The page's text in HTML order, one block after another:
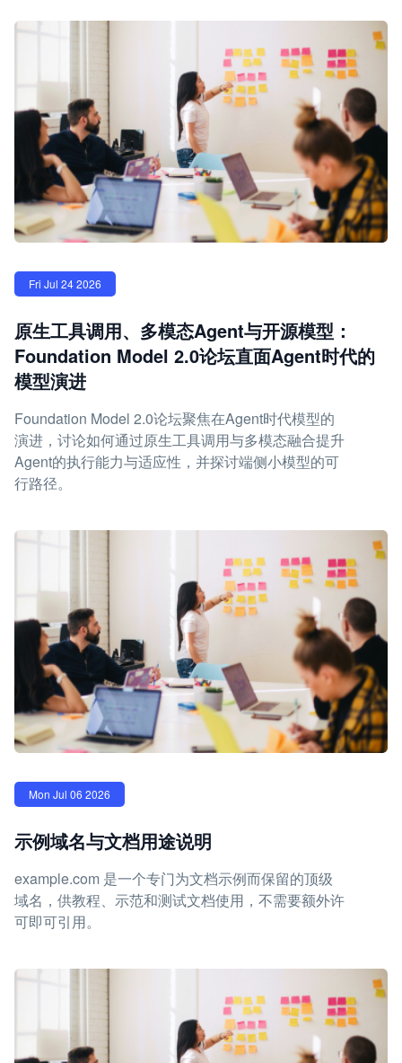
Fri Jul 24 2026
原生工具调用、多模态Agent与开源模型：
Foundation Model 2.0论坛直面Agent时代的
模型演进
Foundation Model 2.0论坛聚焦在Agent时代模型的
演进，讨论如何通过原生工具调用与多模态融合提升
Agent的执行能力与适应性，并探讨端侧小模型的可
行路径。
Mon Jul 06 2026
示例域名与文档用途说明
example.com 是一个专门为文档示例而保留的顶级
域名，供教程、示范和测试文档使用，不需要额外许
可即可引用。